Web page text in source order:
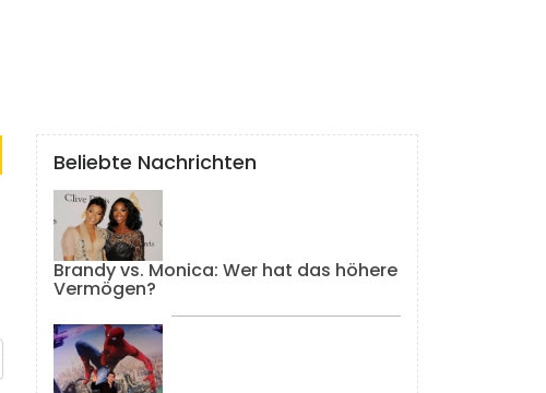
Beliebte Nachrichten
Brandy vs. Monica: Wer hat das höhere
Vermögen?